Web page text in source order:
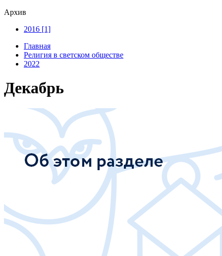
Архив
2016 [1]
Главная
Религия в светском обществе
2022
Декабрь